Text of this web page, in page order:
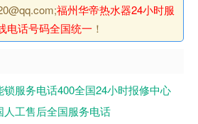
福州华帝热水器24小时服
电话号码全国统一 ！
服务电话400全国24小时报修中心
人工售后全国服务电话